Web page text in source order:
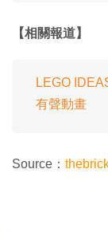
【相關報道】
LEGO
有聲動畫
Source：